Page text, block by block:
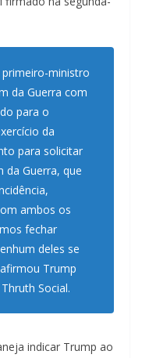
ministro
da Guerra com
para o
da
para solicitar
da Guerra, que
ambos os
fechar
deles se
Trump
Social.
indicar Trump ao